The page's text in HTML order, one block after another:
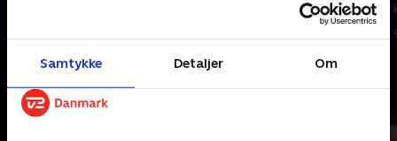
Samtykke Detaljer Om
Morfa Halen.
indleder hun sin egen
hemmelige efterforskning.
Andre så også